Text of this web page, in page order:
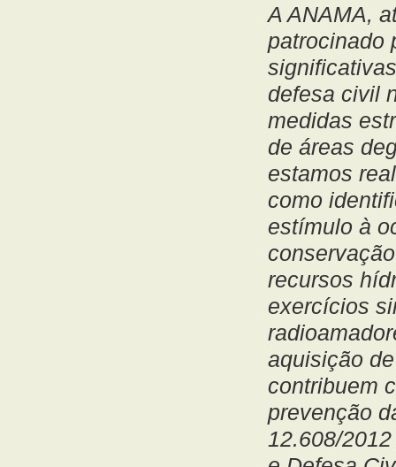
A ANAMA,
patrocinado
defesa civil
medidas
de áreas
estamos
como
estímulo à
recursos
exercícios
aquisição
contribuem
prevenção
12.608/